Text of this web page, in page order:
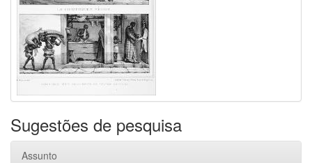
Sugestões de pesquisa
Assunto